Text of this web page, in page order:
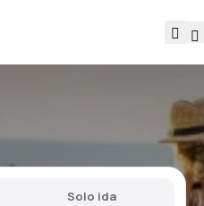
Solo ida